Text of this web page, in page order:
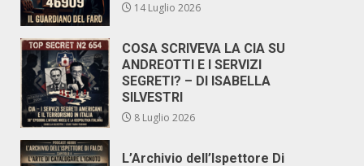
14 Luglio 2026
COSA SCRIVEVA LA CIA SU
ANDREOTTI E I SERVIZI
SEGRETI? – DI ISABELLA
SILVESTRI
8 Luglio 2026
L’Archivio dell’Ispettore Di